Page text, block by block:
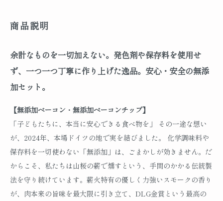
商品説明
余計なものを一切加えない。発色剤や保存料を使用せ
ず、一つ一つ丁寧に作り上げた逸品。安心・安全の無添
加セット。
【無添加ベーコン・無添加ベーコンチップ】
「子どもたちに、本当に安心できる食べ物を」 その一途な想い
が、2024年、本場ドイツの地で実を結びました。 化学調味料や
保存料を一切使わない「無添加」は、ごまかしが効きません。だ
からこそ、私たちは山桜の薪で燻すという、手間のかかる伝統製
法を守り続けています。薪火特有の優しく力強いスモークの香り
が、肉本来の旨味を最大限に引き立て、DLG金賞という最高の